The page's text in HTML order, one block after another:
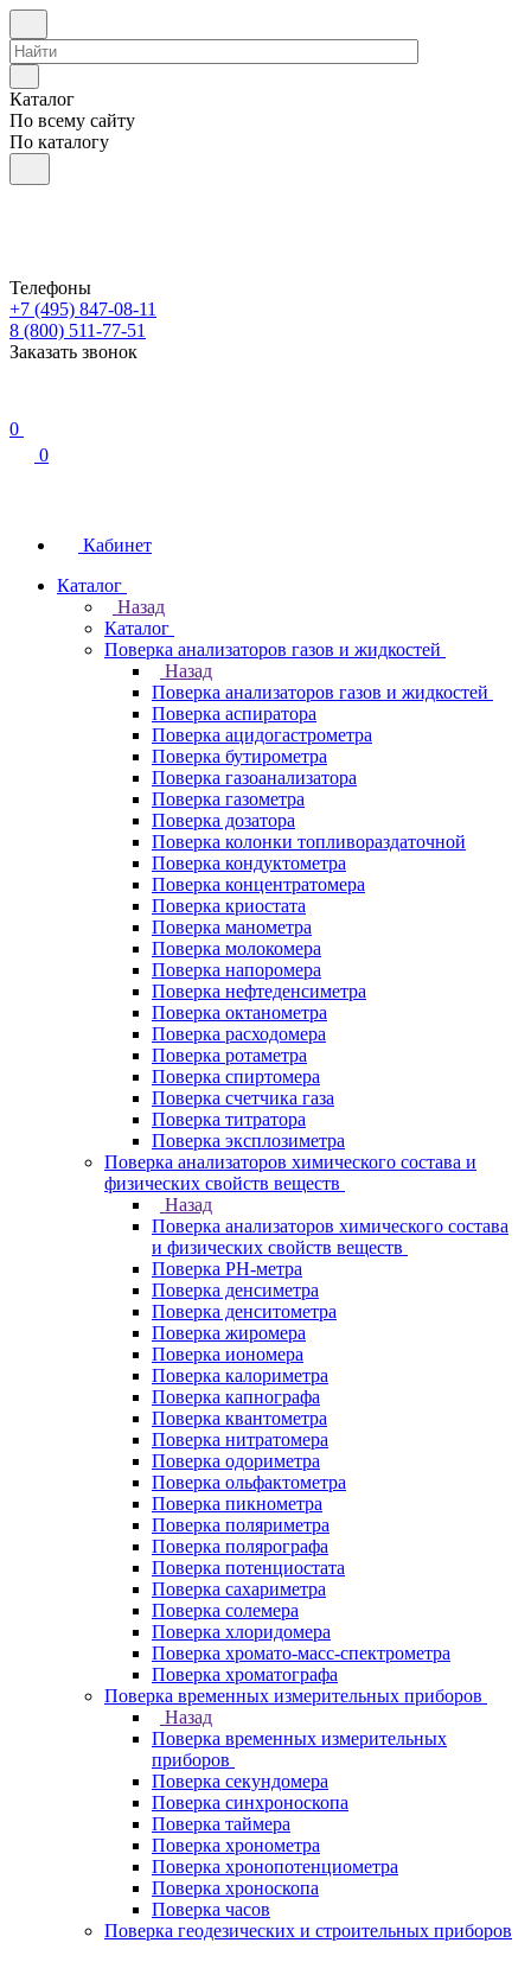
Каталог
По всему сайту
По каталогу
Телефоны
+7 (495) 847-08-11
8 (800) 511-77-51
Заказать звонок
0
0
Кабинет
Каталог
Назад
Каталог
Поверка анализаторов газов и жидкостей
Назад
Поверка анализаторов газов и жидкостей
Поверка аспиратора
Поверка ацидогастрометра
Поверка бутирометра
Поверка газоанализатора
Поверка газометра
Поверка дозатора
Поверка колонки топливораздаточной
Поверка кондуктометра
Поверка концентратомера
Поверка криостата
Поверка манометра
Поверка молокомера
Поверка напоромера
Поверка нефтеденсиметра
Поверка октанометра
Поверка расходомера
Поверка ротаметра
Поверка спиртомера
Поверка счетчика газа
Поверка титратора
Поверка эксплозиметра
Поверка анализаторов химического состава и
физических свойств веществ
Назад
Поверка анализаторов химического состава
и физических свойств веществ
Поверка PH-метра
Поверка денсиметра
Поверка денситометра
Поверка жиромера
Поверка иономера
Поверка калориметра
Поверка капнографа
Поверка квантометра
Поверка нитратомера
Поверка одориметра
Поверка ольфактометра
Поверка пикнометра
Поверка поляриметра
Поверка полярографа
Поверка потенциостата
Поверка сахариметра
Поверка солемера
Поверка хлоридомера
Поверка хромато-масс-спектрометра
Поверка хроматографа
Поверка временных измерительных приборов
Назад
Поверка временных измерительных
приборов
Поверка секундомера
Поверка синхроноскопа
Поверка таймера
Поверка хронометра
Поверка хронопотенциометра
Поверка хроноскопа
Поверка часов
Поверка геодезических и строительных приборов